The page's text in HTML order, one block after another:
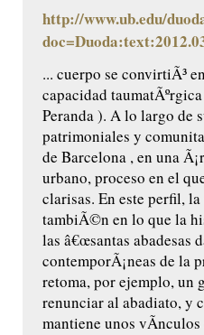
http://www.ub.edu/
... cuerpo se convirtiÃ³ en
capacidad
Peranda ). A lo largo de
patrimoniales y
de Barcelona , en una
urbano, proceso en el
clarisas. En este perfil,
tambiÃ©n en lo que la
las â€œsantas abadesas
contemporÃ¡neas de la
retoma, por ejemplo, un
renunciar al abadiato, y
mantiene unos vÃ­nculos